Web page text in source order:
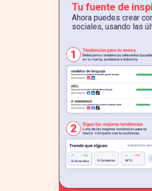
Tu fuente de
Ahora puedes crear
sociales, usando las